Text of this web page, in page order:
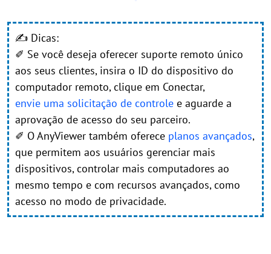
✍ Dicas:
✐ Se você deseja oferecer suporte remoto único
aos seus clientes, insira o ID do dispositivo do
computador remoto, clique em Conectar,
envie uma solicitação de controle e aguarde a
aprovação de acesso do seu parceiro.
✐ O AnyViewer também oferece planos avançados,
que permitem aos usuários gerenciar mais
dispositivos, controlar mais computadores ao
mesmo tempo e com recursos avançados, como
acesso no modo de privacidade.